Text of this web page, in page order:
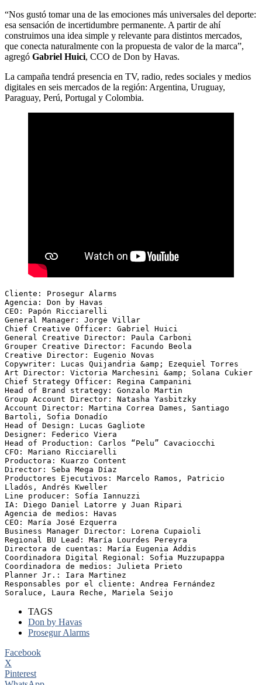
“Nos gustó tomar una de las emociones más universales del deporte:
esa sensación de incertidumbre permanente. A partir de ahí
construimos una idea simple y relevante para distintos mercados,
que conecta naturalmente con la propuesta de valor de la marca”,
agregó Gabriel Huici, CCO de Don by Havas.
La campaña tendrá presencia en TV, radio, redes sociales y medios
digitales en seis mercados de la región: Argentina, Uruguay,
Paraguay, Perú, Portugal y Colombia.
Cliente: Prosegur Alarms
Agencia: Don by Havas
CEO: Papón Ricciarelli
General Manager: Jorge Villar
Chief Creative Officer: Gabriel Huici
General Creative Director: Paula Carboni
Grouper Creative Director: Facundo Beola
Creative Director: Eugenio Novas
Copywriter: Lucas Quijandria &amp; Ezequiel Torres
Art Director: Victoria Marchesini &amp; Solana Cukier
Chief Strategy Officer: Regina Campanini
Head of Brand strategy: Gonzalo Martin
Group Account Director: Natasha Yasbitzky
Account Director: Martina Correa Dames, Santiago
Bartoli, Sofia Donadío
Head of Design: Lucas Gagliote
Designer: Federico Viera
Head of Production: Carlos “Pelu” Cavaciocchi
CFO: Mariano Ricciarelli
Productora: Kuarzo Content
Director: Seba Mega Díaz
Productores Ejecutivos: Marcelo Ramos, Patricio
Lladós, Andrés Kweller
Line producer: Sofía Iannuzzi
IA: Diego Daniel Latorre y Juan Ripari
Agencia de medios: Havas
CEO: María José Ezquerra
Business Manager Director: Lorena Cupaioli
Regional BU Lead: María Lourdes Pereyra
Directora de cuentas: María Eugenia Addis
Coordinadora Digital Regional: Sofia Muzzupappa
Coordinadora de medios: Julieta Prieto
Planner Jr.: Iara Martinez
Responsables por el cliente: Andrea Fernández
Soraluce, Laura Reche, Mariela Seijo
TAGS
Don by Havas
Prosegur Alarms
Facebook
X
Pinterest